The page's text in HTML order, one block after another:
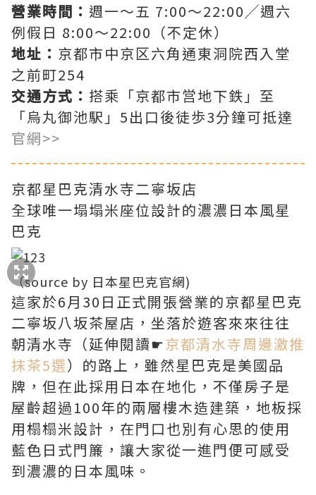
營業時間： 週一～五 7:00～22:00╱週六
例假日 8:00～22:00（不定休）
地址： 京都市中京区六角通東洞院西入堂
之前町254
交通方式： 搭乘「京都市営地下鉄」至
「烏丸御池駅」5出口後徒歩3分鐘可抵達
官網>>
京都星巴克清水寺二寧坂店
全球唯一塌塌米座位設計的濃濃日本風星
巴克
（source by 日本星巴克官網)
這家於6月30日正式開張營業的京都星巴克
二寧坂八坂茶屋店，坐落於遊客來來往往
朝清水寺（延伸閱讀☛京都清水寺周邊激推
抹茶5選）的路上，雖然星巴克是美國品
牌，但在此採用日本在地化，不僅房子是
屋齡超過100年的兩層樓木造建築，地板採
用榻榻米設計，在門口也別有心思的使用
藍色日式門簾，讓大家從一進門便可感受
到濃濃的日本風味。